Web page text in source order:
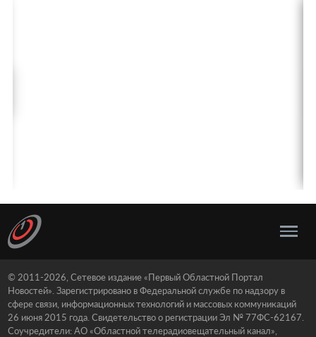
© 2011-2026, Сетевое издание «Первый Областной Портал
Новостей». Зарегистрировано в Федеральной службе по надзору в
сфере связи, информационных технологий и массовых коммуникаций
26 июня 2015 года. Свидетельство о регистрации Эл № 77ФС-62167.
Соучредители: АО «Областной телерадиовещательный канал»,